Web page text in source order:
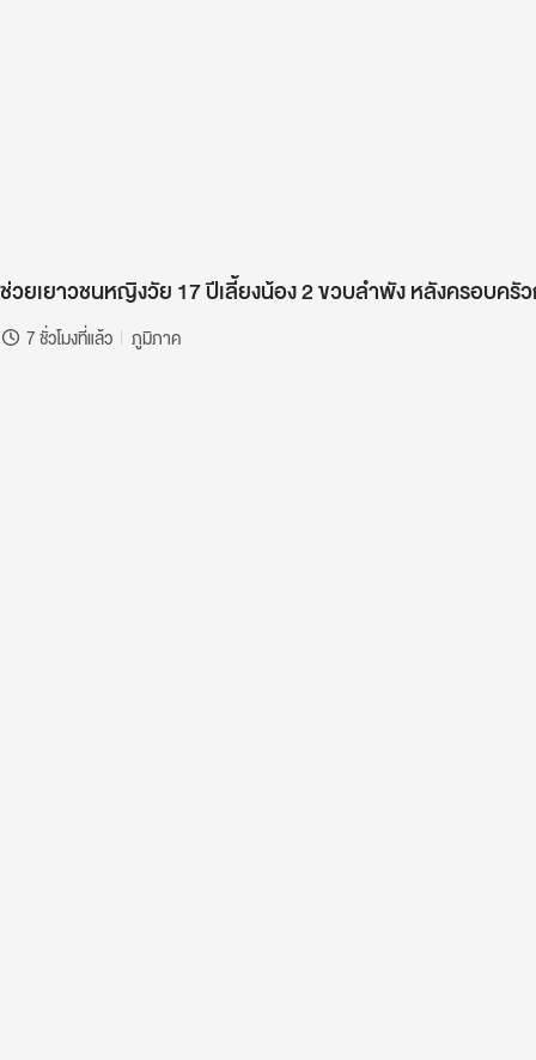
ช่วยเยาวชนหญิงวัย 17 ปีเลี้ยงน้อง 2 ขวบลำพัง หลังครอบครั
7 ชั่วโมงที่แล้ว ภูมิภาค